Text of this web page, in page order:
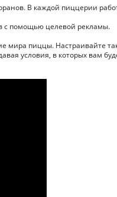
В каждой пиццерии
с помощью целевой рекламы.
мира пиццы. Настраивайте
условия, в которых вам